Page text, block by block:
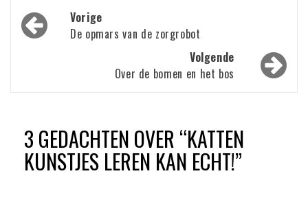
Bericht
navigatie
Vorige
De opmars van de zorgrobot
Volgende
Over de bomen en het bos
3 GEDACHTEN OVER “KATTEN
KUNSTJES LEREN KAN ECHT!”